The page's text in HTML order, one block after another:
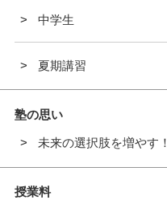
中学生
夏期講習
塾の思い
未来の選択肢を増やす！
授業料